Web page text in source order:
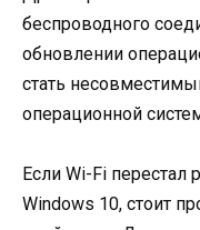
беспроводного
обновлении
стать
операционной
Если Wi-Fi перестал
Windows 10, стоит